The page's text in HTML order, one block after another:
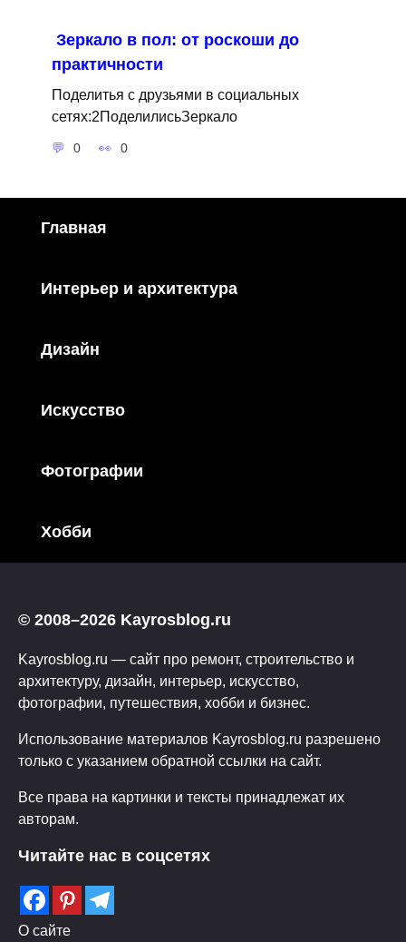
Зеркало в пол: от роскоши до
практичности
Поделитья с друзьями в социальных
сетях:2ПоделилисьЗеркало
0 0
Главная
Интерьер и архитектура
Дизайн
Искусство
Фотографии
Хобби
© 2008–2026 Kayrosblog.ru
Kayrosblog.ru — сайт про ремонт, строительство и
архитектуру, дизайн, интерьер, искусство,
фотографии, путешествия, хобби и бизнес.
Использование материалов Kayrosblog.ru разрешено
только с указанием обратной ссылки на сайт.
Все права на картинки и тексты принадлежат их
авторам.
Читайте нас в соцсетях
О сайте